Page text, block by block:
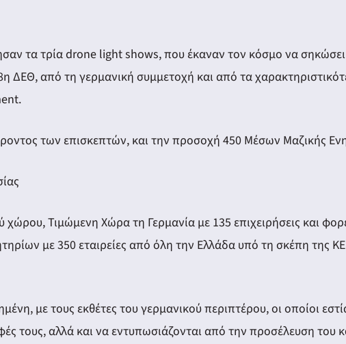
τα τρία drone light shows, που έκαναν τον κόσμο να
από τη γερμανική συμμετοχή και από τα
των επισκεπτών, και την προσοχή 450 Μέσων Μαζικής
Τιμώμενη Χώρα τη Γερμανία με 135 επιχειρήσεις και
με 350 εταιρείες από όλη την Ελλάδα υπό τη σκέπη της
με τους εκθέτες του γερμανικού περιπτέρου, οι οποίοι
τους, αλλά και να εντυπωσιάζονται από την προσέλευση